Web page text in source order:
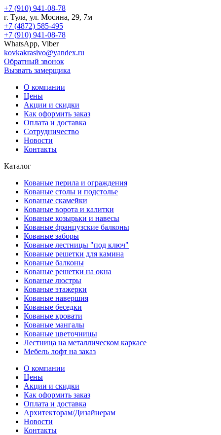
+7 (910) 941-08-78
г. Тула, ул. Мосина, 29, 7м
+7 (4872) 585-495
+7 (910) 941-08-78
WhatsApp, Viber
kovkakrasivo@yandex.ru
Обратный звонок
Вызвать замерщика
О компании
Цены
Акции и скидки
Как оформить заказ
Оплата и доставка
Сотрудничество
Новости
Контакты
Каталог
Кованые перила и ограждения
Кованые столы и подстолье
Кованые скамейки
Кованые ворота и калитки
Кованые козырьки и навесы
Кованые французские балконы
Кованые заборы
Кованые лестницы "под ключ"
Кованые решетки для камина
Кованые балконы
Кованые решетки на окна
Кованые люстры
Кованые этажерки
Кованые навершия
Кованые беседки
Кованые кровати
Кованые мангалы
Кованые цветочницы
Лестница на металлическом каркасе
Мебель лофт на заказ
О компании
Цены
Акции и скидки
Как оформить заказ
Оплата и доставка
Архитекторам/Дизайнерам
Новости
Контакты